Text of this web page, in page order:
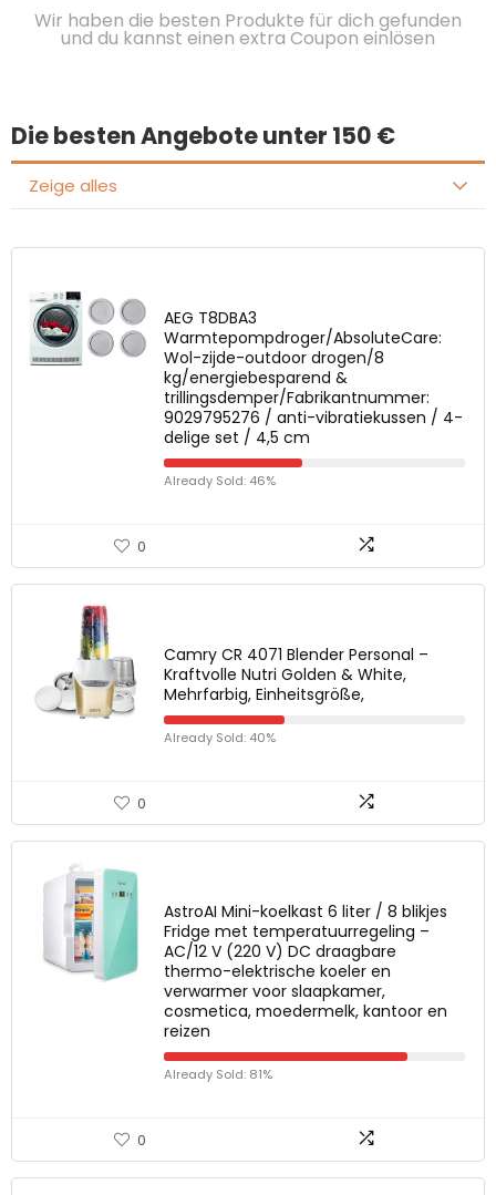
Wir haben die besten Produkte für dich gefunden
und du kannst einen extra Coupon einlösen
Die besten Angebote unter 150 €
Zeige alles
AEG T8DBA3
Warmtepompdroger/AbsoluteCare:
Wol-zijde-outdoor drogen/8
kg/energiebesparend &
trillingsdemper/Fabrikantnummer:
9029795276 / anti-vibratiekussen / 4-
delige set / 4,5 cm
Already Sold: 46%
0
Camry CR 4071 Blender Personal –
Kraftvolle Nutri Golden & White,
Mehrfarbig, Einheitsgröße,
Already Sold: 40%
0
AstroAI Mini-koelkast 6 liter / 8 blikjes
Fridge met temperatuurregeling –
AC/12 V (220 V) DC draagbare
thermo-elektrische koeler en
verwarmer voor slaapkamer,
cosmetica, moedermelk, kantoor en
reizen
Already Sold: 81%
0